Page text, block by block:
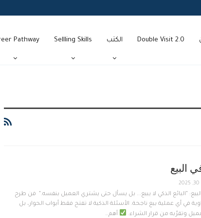
Double Visit 2.0 الكتب Sellling Skills
Pathway
البيع
"البائع الذكي لا يبيع... بل يسأل حتى يشتري العميل بنفسه." فن طرح
في أي عملية بيع ناجحة. الأسئلة الذكية لا تفتح فقط أبواب الحوار، بل
وتقرّبه من قرار الشراء.
أهم…